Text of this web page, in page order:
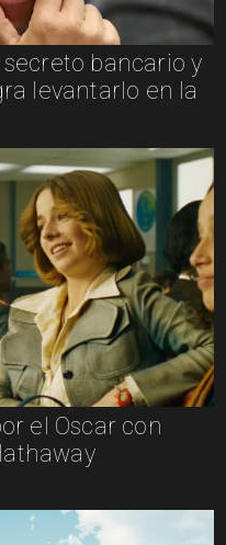
bancario y
levantarlo en la
el Oscar con